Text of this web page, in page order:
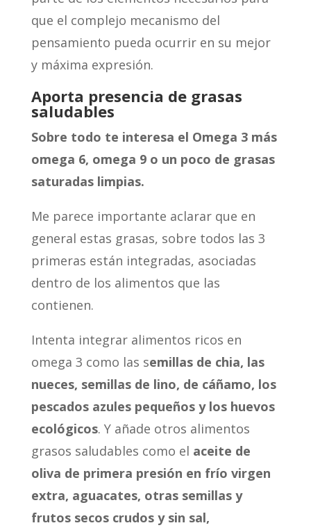
que el complejo mecanismo del
pensamiento pueda ocurrir en su mejor
y máxima expresión.
Aporta presencia de grasas
saludables
Sobre todo te interesa el Omega 3 más
omega 6, omega 9 o un poco de grasas
saturadas limpias.
Me parece importante aclarar que en
general estas grasas, sobre todos las 3
primeras están integradas, asociadas
dentro de los alimentos que las
contienen.
Intenta integrar alimentos ricos en
omega 3 como las semillas de chia, las
nueces, semillas de lino, de cáñamo, los
pescados azules pequeños y los huevos
ecológicos. Y añade otros alimentos
grasos saludables como el aceite de
oliva de primera presión en frío virgen
extra, aguacates, otras semillas y
frutos secos crudos y sin sal,